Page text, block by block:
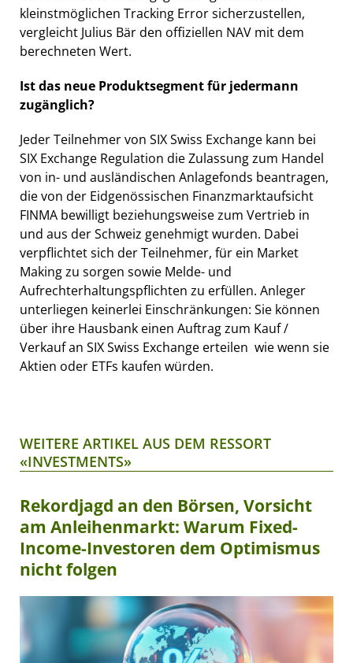
kleinstmöglichen Tracking Error sicherzustellen,
vergleicht Julius Bär den offiziellen NAV mit dem
berechneten Wert.
Ist das neue Produktsegment für jedermann
zugänglich?
Jeder Teilnehmer von SIX Swiss Exchange kann bei
SIX Exchange Regulation die Zulassung zum Handel
von in- und ausländischen Anlagefonds beantragen,
die von der Eidgenössischen Finanzmarktaufsicht
FINMA bewilligt beziehungsweise zum Vertrieb in
und aus der Schweiz genehmigt wurden. Dabei
verpflichtet sich der Teilnehmer, für ein Market
Making zu sorgen sowie Melde- und
Aufrechterhaltungspflichten zu erfüllen. Anleger
unterliegen keinerlei Einschränkungen: Sie können
über ihre Hausbank einen Auftrag zum Kauf /
Verkauf an SIX Swiss Exchange erteilen  wie wenn sie
Aktien oder ETFs kaufen würden.
WEITERE ARTIKEL AUS DEM RESSORT
«INVESTMENTS»
Rekordjagd an den Börsen, Vorsicht
am Anleihenmarkt: Warum Fixed-
Income-Investoren dem Optimismus
nicht folgen